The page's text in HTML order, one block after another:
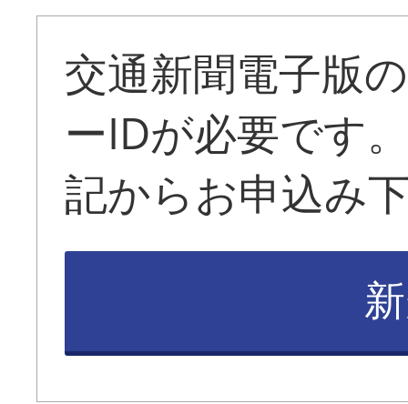
交通新聞電子版
ーIDが必要です
記からお申込み